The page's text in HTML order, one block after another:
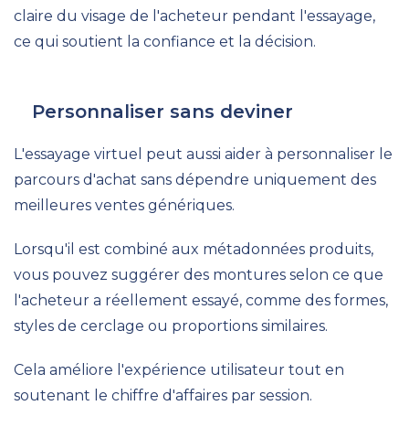
claire du visage de l'acheteur pendant l'essayage,
ce qui soutient la confiance et la décision.
Personnaliser sans deviner
L'essayage virtuel peut aussi aider à personnaliser le
parcours d'achat sans dépendre uniquement des
meilleures ventes génériques.
Lorsqu'il est combiné aux métadonnées produits,
vous pouvez suggérer des montures selon ce que
l'acheteur a réellement essayé, comme des formes,
styles de cerclage ou proportions similaires.
Cela améliore l'expérience utilisateur tout en
soutenant le chiffre d'affaires par session.